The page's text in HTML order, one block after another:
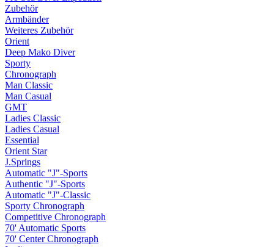
Zubehör
Armbänder
Weiteres Zubehör
Orient
Deep Mako Diver
Sporty
Chronograph
Man Classic
Man Casual
GMT
Ladies Classic
Ladies Casual
Essential
Orient Star
J.Springs
Automatic "J"-Sports
Authentic "J"-Sports
Automatic "J"-Classic
Sporty Chronograph
Competitive Chronograph
70' Automatic Sports
70' Center Chronograph